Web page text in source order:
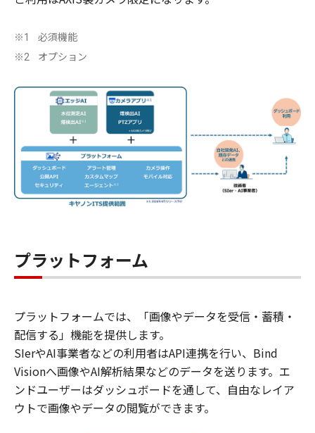
※1 必須機能
※2 オプション
プラットフォーム
プラットフォームでは、「画像やデータを受信・蓄積・
配信する」機能を提供します。
SIerやAI事業者などの利用者はAPI連携を行い、Bind
Visionへ画像やAI解析結果などのデータを送ります。エ
ンドユーザーはダッシュボードを通して、自由なレイア
ウトで画像やデータの閲覧ができます。